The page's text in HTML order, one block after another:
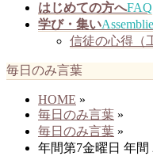
はじめての方へFAQ
学び・集い
信徒の心得（
毎日のみ言葉
HOME »
毎日のみ言葉 »
毎日のみ言葉 »
年間第7金曜日 年間